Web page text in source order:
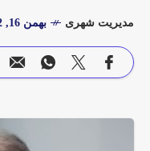
مدیریت شهری بهمن 16, 1402